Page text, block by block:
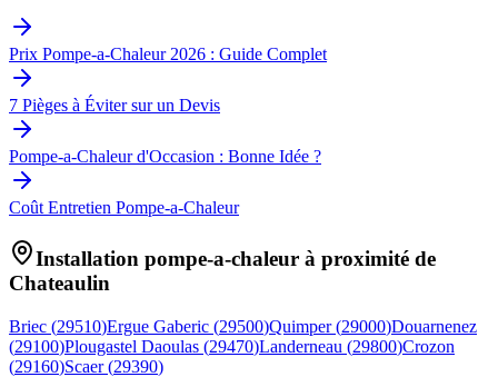
Prix Pompe-a-Chaleur 2026 : Guide Complet
7 Pièges à Éviter sur un Devis
Pompe-a-Chaleur d'Occasion : Bonne Idée ?
Coût Entretien Pompe-a-Chaleur
Installation pompe-a-chaleur à proximité de
Chateaulin
Briec (29510)Ergue Gaberic (29500)Quimper (29000)Douarnenez
(29100)Plougastel Daoulas (29470)Landerneau (29800)Crozon
(29160)Scaer (29390)